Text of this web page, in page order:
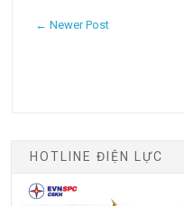
← Newer Post
HOTLINE ĐIỆN LỰC